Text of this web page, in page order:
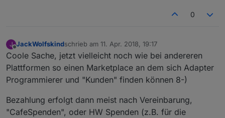
0
J
Offline
JackWolfskindschrieb am 11. Apr. 2018, 19:17
zuletzt editiert von
Coole Sache, jetzt vielleicht noch wie bei andereren
Plattformen so einen Marketplace an dem sich Adapter
Programmierer und "Kunden" finden können 8-)
Bezahlung erfolgt dann meist nach Vereinbarung,
"CafeSpenden", oder HW Spenden (z.B. für die